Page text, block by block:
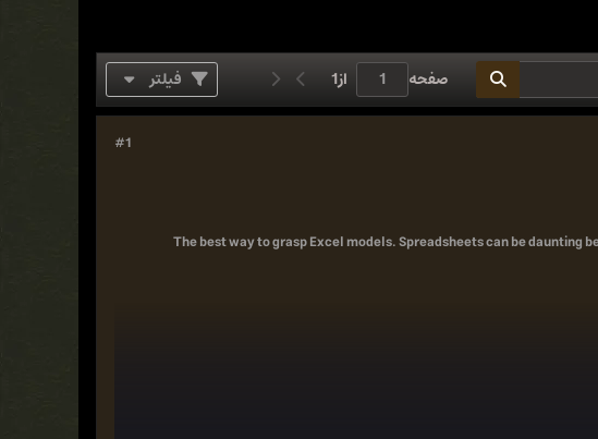
صفحه
از1 فیلتر
#1
The best way to grasp Excel models. Spreadsheets can be daunting